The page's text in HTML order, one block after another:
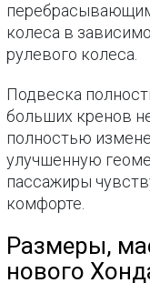
колеса в
рулевого колеса.
Подвеска
больших кренов
полностью
улучшенную
пассажиры
комфорте.
Размеры,
нового